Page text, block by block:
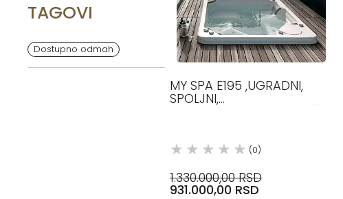
TAGOVI
Dostupno odmah
MY SPA E195 ,UGRADNI,
SPOLJNI,
(0)
1.330.000,00 RSD
931.000,00 RSD